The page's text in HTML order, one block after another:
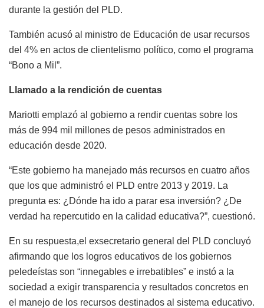
durante la gestión del PLD.
También acusó al ministro de Educación de usar recursos
del 4% en actos de clientelismo político, como el programa
“Bono a Mil”.
Llamado a la rendición de cuentas
Mariotti emplazó al gobierno a rendir cuentas sobre los
más de 994 mil millones de pesos administrados en
educación desde 2020.
“Este gobierno ha manejado más recursos en cuatro años
que los que administró el PLD entre 2013 y 2019. La
pregunta es: ¿Dónde ha ido a parar esa inversión? ¿De
verdad ha repercutido en la calidad educativa?”, cuestionó.
En su respuesta,el exsecretario general del PLD concluyó
afirmando que los logros educativos de los gobiernos
peledeístas son “innegables e irrebatibles” e instó a la
sociedad a exigir transparencia y resultados concretos en
el manejo de los recursos destinados al sistema educativo.